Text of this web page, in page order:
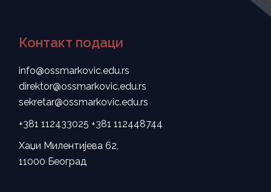
Контакт подаци
info@ossmarkovic.edu.rs
direktor@ossmarkovic.edu.rs
sekretar@ossmarkovic.edu.rs
+381 112433025 +381 112448744
Хаџи Милентијева 62,
11000 Београд